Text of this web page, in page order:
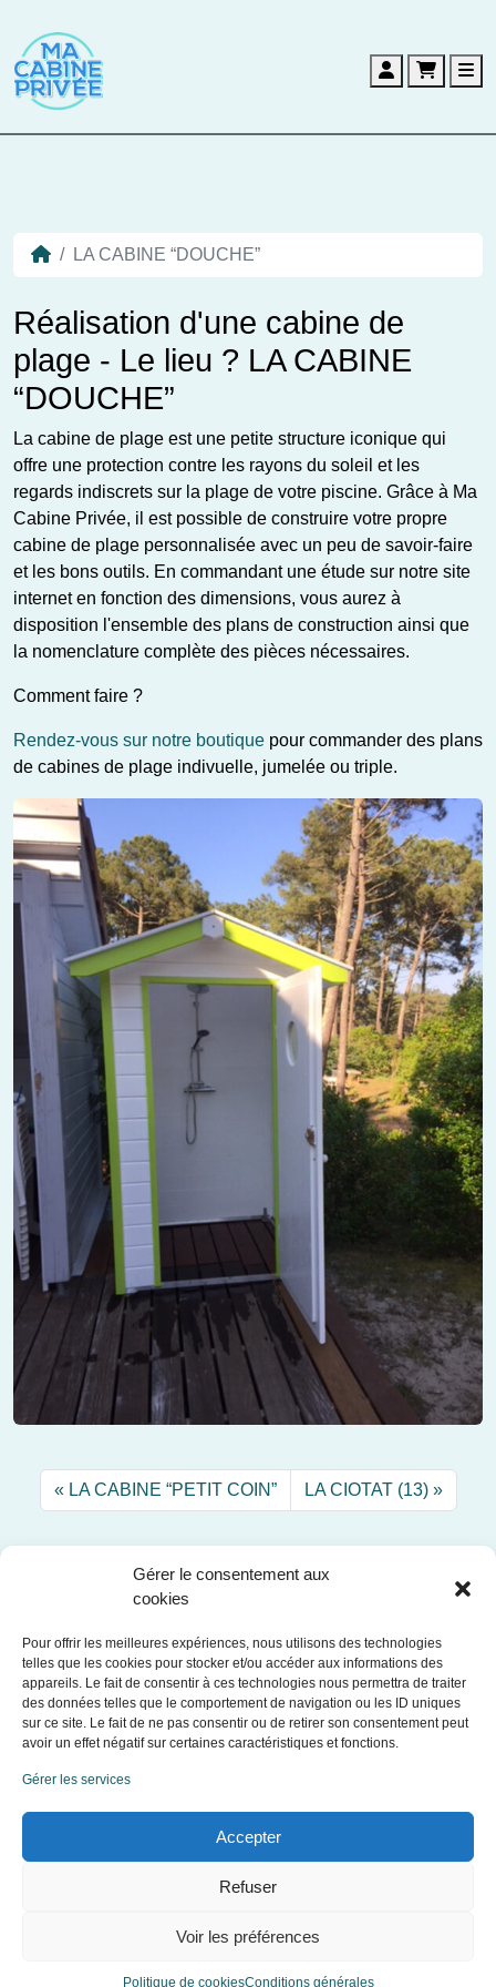
Gérer le consentement aux
cookies
Pour offrir les meilleures expériences, nous utilisons des technologies
telles que les cookies pour stocker et/ou accéder aux informations des
appareils. Le fait de consentir à ces technologies nous permettra de traiter
des données telles que le comportement de navigation ou les ID uniques
sur ce site. Le fait de ne pas consentir ou de retirer son consentement peut
avoir un effet négatif sur certaines caractéristiques et fonctions.
Gérer les services
Accepter
Refuser
Voir les préférences
Politique de cookiesConditions générales
AccountCart
LA CABINE “DOUCHE”
Réalisation d'une cabine de
plage - Le lieu ? LA CABINE
“DOUCHE”
La cabine de plage est une petite structure iconique qui
offre une protection contre les rayons du soleil et les
regards indiscrets sur la plage de votre piscine. Grâce à Ma
Cabine Privée, il est possible de construire votre propre
cabine de plage personnalisée avec un peu de savoir-faire
et les bons outils. En commandant une étude sur notre site
internet en fonction des dimensions, vous aurez à
disposition l'ensemble des plans de construction ainsi que
la nomenclature complète des pièces nécessaires.
Comment faire ?
Rendez-vous sur notre boutique pour commander des plans
de cabines de plage indivuelle, jumelée ou triple.
LA CABINE “PETIT COIN” LA CIOTAT (13)
Le spécialiste des cabines de plage personnalisées, des
cabanes de piscine et des petits abris de jardin.
Les cabines de plage MA CABINE PRIVÉE sont conçues et
commercialisées par l'entreprise individuelle Ma Cabine
Conditions de vente